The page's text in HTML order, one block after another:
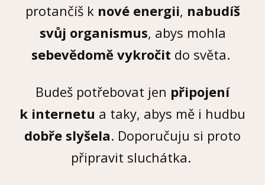
protančíš k nové energii, nabudíš
svůj organismus, abys mohla
sebevědomě vykročit do světa.
Budeš potřebovat jen připojení
k internetu a taky, abys mě i hudbu
dobře slyšela. Doporučuju si proto
připravit sluchátka.